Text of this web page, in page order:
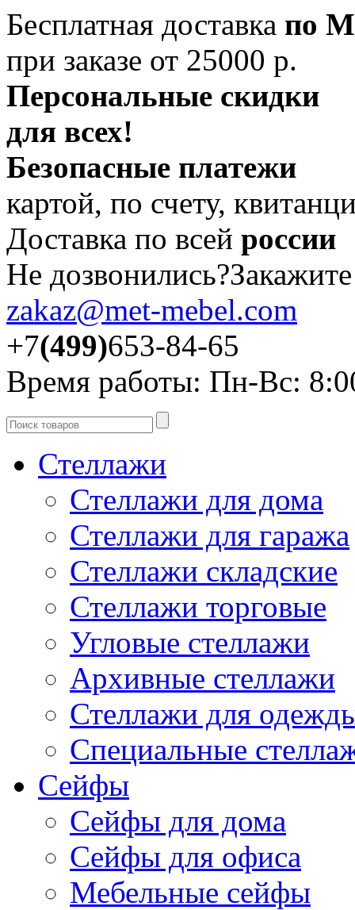
Бесплатная доставка по
при заказе от 25000 р.
Персональные скидки
для всех!
Безопасные платежи
картой, по счету,
Доставка по всей россии
Не
zakaz@met-mebel.com
+7(499)653-84-65
Время работы: Пн-Вс:
Стеллажи
Стеллажи для дома
Стеллажи для гаража
Стеллажи складские
Стеллажи торговые
Угловые стеллажи
Архивные стеллажи
Стеллажи для
Специальные
Сейфы
Сейфы для дома
Сейфы для офиса
Мебельные сейфы